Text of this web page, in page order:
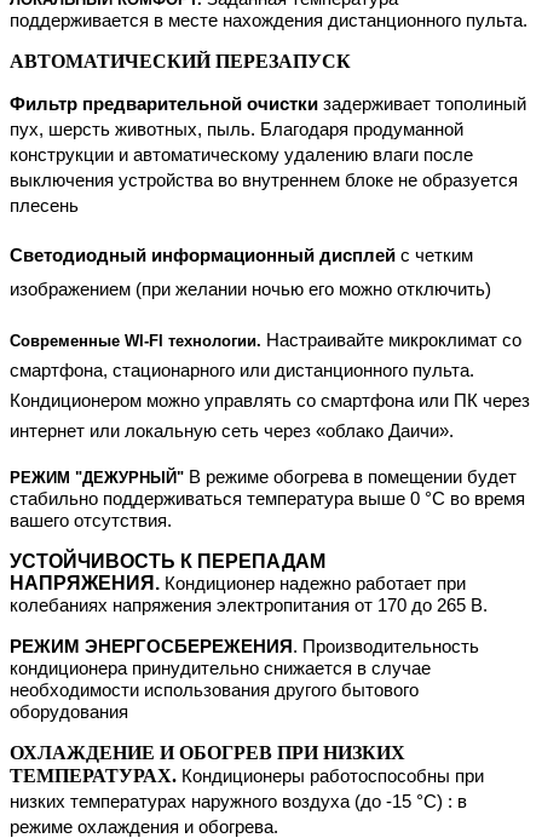
поддерживается в месте нахождения дистанционного пульта.
АВТОМАТИЧЕСКИЙ ПЕРЕЗАПУСК
Фильтр предварительной очистки задерживает тополиный
пух, шерсть животных, пыль. Благодаря продуманной
конструкции и автоматическому удалению влаги после
выключения устройства во внутреннем блоке не образуется
плесень
Светодиодный информационный дисплей с четким
изображением (при желании ночью его можно отключить)
Современные WI-FI технологии. Настраивайте микроклимат со
смартфона, стационарного или дистанционного пульта.
Кондиционером можно управлять со смартфона или ПК через
интернет или локальную сеть через «облако Даичи».
РЕЖИМ "ДЕЖУРНЫЙ" В режиме обогрева в помещении будет
стабильно поддерживаться температура выше 0 °С во время
вашего отсутствия.
УСТОЙЧИВОСТЬ К ПЕРЕПАДАМ
НАПРЯЖЕНИЯ. Кондиционер надежно работает при
колебаниях напряжения электропитания от 170 до 265 В.
РЕЖИМ ЭНЕРГОСБЕРЕЖЕНИЯ . Производительность
кондиционера принудительно снижается в случае
необходимости использования другого бытового
оборудования
ОХЛАЖДЕНИЕ И ОБОГРЕВ ПРИ НИЗКИХ
ТЕМПЕРАТУРАХ. Кондиционеры работоспособны при
низких температурах наружного воздуха (до -15 °С) : в
режиме охлаждения и обогрева.